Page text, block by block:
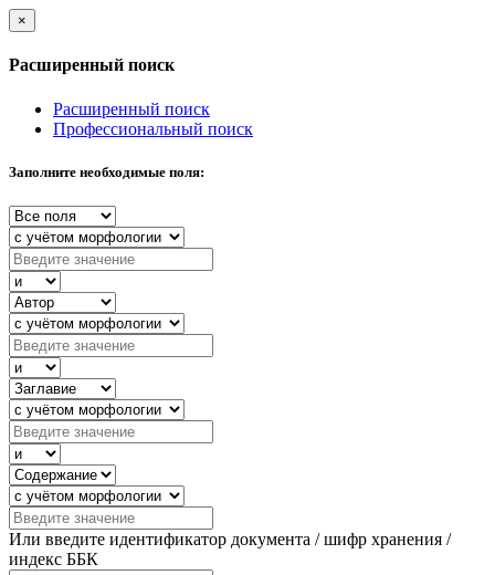
×
Расширенный поиск
Расширенный поиск
Профессиональный поиск
Заполните необходимые поля:
Или введите идентификатор документа / шифр хранения /
индекс ББК